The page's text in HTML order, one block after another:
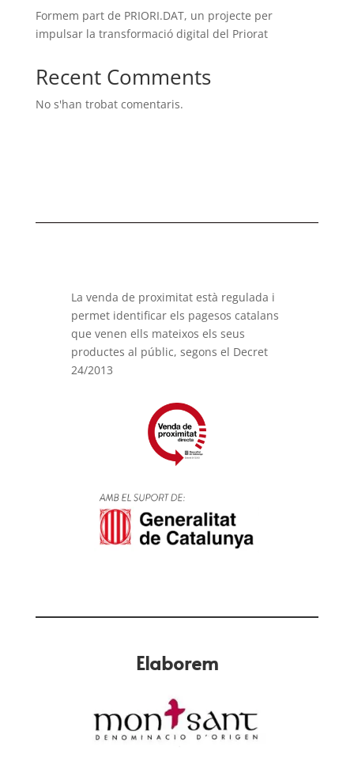
Formem part de PRIORI.DAT, un projecte per
impulsar la transformació digital del Priorat
Recent Comments
No s'han trobat comentaris.
La venda de proximitat està regulada i
permet identificar els pagesos catalans
que venen ells mateixos els seus
productes al públic, segons el Decret
24/2013
Elaborem